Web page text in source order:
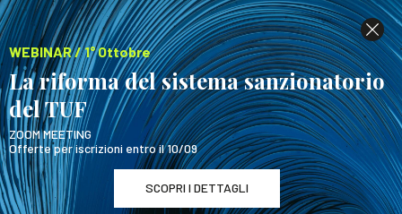
WEBINAR / 1° Ottobre
La riforma del sistema sanzionatorio
del TUF
ZOOM MEETING
Offerte per iscrizioni entro il 10/09
SCOPRI I DETTAGLI